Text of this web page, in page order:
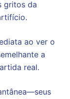
gritos da
ao ver o
a
real.